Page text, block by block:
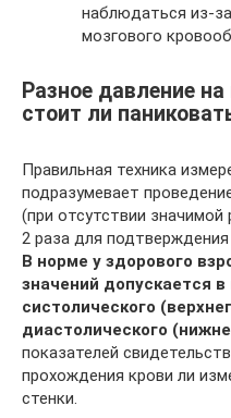
наблюдаться из-
мозгового
Разное давление
стоит ли
Правильная техника
подразумевает
(при отсутствии
2 раза для подтверждения
В норме у здорового
значений допускается
систолического
диастолического
показателей
прохождения крови ли
стенки.